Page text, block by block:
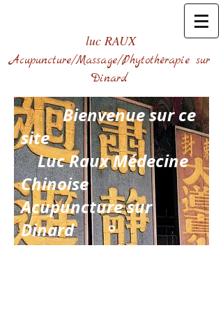
luc RAUX
Acupuncture/Massage/Phytothérapie sur
Dinard
Bienvenue sur ce
site
Luc Raux Médecine
Chinoise
Acupuncture sur
Dinard